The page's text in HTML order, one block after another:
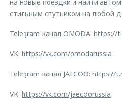
на новые поездки и найти
стильным спутником на любой
Telegram-канал OMODA: https://
VK: https://vk.com/omodarussia
Telegram-канал JAECOO: https://
VK: https://vk.com/jaecoorussia